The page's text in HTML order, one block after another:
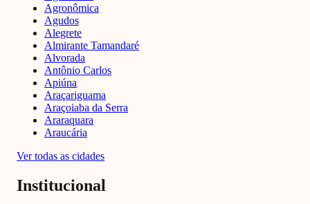
Agronômica
Agudos
Alegrete
Almirante Tamandaré
Alvorada
Antônio Carlos
Apiúna
Araçariguama
Araçoiaba da Serra
Araraquara
Araucária
Ver todas as cidades
Institucional